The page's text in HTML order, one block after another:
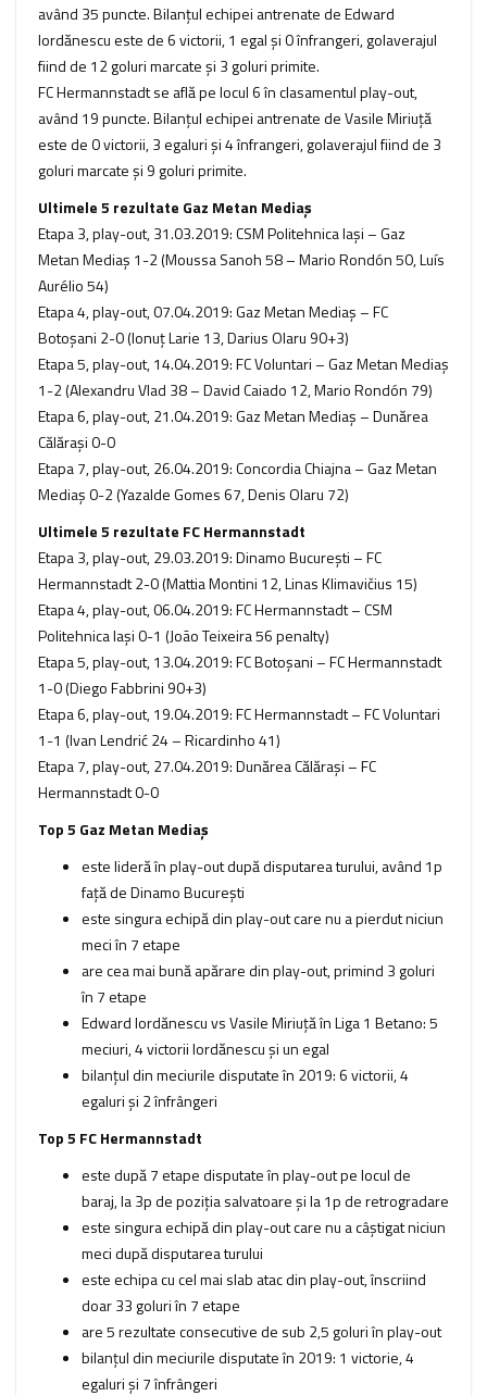
având 35 puncte. Bilanţul echipei antrenate de Edward
Iordănescu este de 6 victorii, 1 egal şi 0 înfrangeri, golaverajul
fiind de 12 goluri marcate şi 3 goluri primite.
FC Hermannstadt se află pe locul 6 în clasamentul play-out,
având 19 puncte. Bilanţul echipei antrenate de Vasile Miriuţă
este de 0 victorii, 3 egaluri şi 4 înfrangeri, golaverajul fiind de 3
goluri marcate şi 9 goluri primite.
Ultimele 5 rezultate Gaz Metan Mediaş
Etapa 3, play-out, 31.03.2019: CSM Politehnica Iași – Gaz
Metan Mediaș 1-2 (Moussa Sanoh 58 – Mario Rondón 50, Luís
Aurélio 54)
Etapa 4, play-out, 07.04.2019: Gaz Metan Mediaș – FC
Botoșani 2-0 (Ionuţ Larie 13, Darius Olaru 90+3)
Etapa 5, play-out, 14.04.2019: FC Voluntari – Gaz Metan Mediaș
1-2 (Alexandru Vlad 38 – David Caiado 12, Mario Rondón 79)
Etapa 6, play-out, 21.04.2019: Gaz Metan Mediaș – Dunărea
Călărași 0-0
Etapa 7, play-out, 26.04.2019: Concordia Chiajna – Gaz Metan
Mediaș 0-2 (Yazalde Gomes 67, Denis Olaru 72)
Ultimele 5 rezultate FC Hermannstadt
Etapa 3, play-out, 29.03.2019: Dinamo București – FC
Hermannstadt 2-0 (Mattia Montini 12, Linas Klimavičius 15)
Etapa 4, play-out, 06.04.2019: FC Hermannstadt – CSM
Politehnica Iași 0-1 (João Teixeira 56 penalty)
Etapa 5, play-out, 13.04.2019: FC Botoșani – FC Hermannstadt
1-0 (Diego Fabbrini 90+3)
Etapa 6, play-out, 19.04.2019: FC Hermannstadt – FC Voluntari
1-1 (Ivan Lendrić 24 – Ricardinho 41)
Etapa 7, play-out, 27.04.2019: Dunărea Călărași – FC
Hermannstadt 0-0
Top 5 Gaz Metan Mediaş
este lideră în play-out după disputarea turului, având 1p
faţă de Dinamo București
este singura echipă din play-out care nu a pierdut niciun
meci în 7 etape
are cea mai bună apărare din play-out, primind 3 goluri
în 7 etape
Edward Iordănescu vs Vasile Miriuţă în Liga 1 Betano: 5
meciuri, 4 victorii Iordănescu şi un egal
bilanţul din meciurile disputate în 2019: 6 victorii, 4
egaluri şi 2 înfrângeri
Top 5 FC Hermannstadt
este după 7 etape disputate în play-out pe locul de
baraj, la 3p de poziţia salvatoare şi la 1p de retrogradare
este singura echipă din play-out care nu a câştigat niciun
meci după disputarea turului
este echipa cu cel mai slab atac din play-out, înscriind
doar 33 goluri în 7 etape
are 5 rezultate consecutive de sub 2,5 goluri în play-out
bilanţul din meciurile disputate în 2019: 1 victorie, 4
egaluri şi 7 înfrângeri